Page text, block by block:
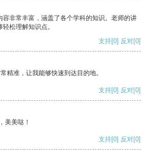
容非常丰富，涵盖了各个学科的知识。老师的讲
松理解知识点。
支持[0] 反对[0]
精准，让我能够快速到达目的地。
支持[0] 反对[0]
美美哒！
支持[0] 反对[0]